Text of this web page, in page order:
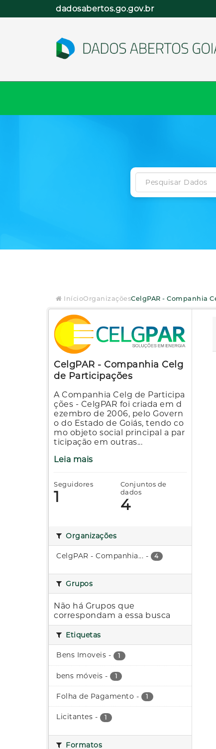
dadosabertos.go.gov.br
InícioOrganizaçõesCelgPAR - Companhia
CelgPAR - Companhia Celg
de Participações
A Companhia Celg de Participa
ções - CelgPAR foi criada em d
ezembro de 2006, pelo Govern
o do Estado de Goiás, tendo co
mo objeto social principal a par
ticipação em outras...
Leia mais
Seguidores
1
Conjuntos de
dados
4
Organizações
CelgPAR - Companhia... - 4
Grupos
Não há Grupos que
correspondam a essa busca
Etiquetas
Bens Imoveis - 1
bens móveis - 1
Folha de Pagamento - 1
Licitantes - 1
Formatos